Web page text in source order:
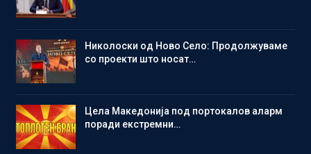
Николоски од Ново Село: Продолжуваме
со проекти што носат…
Цела Македонија под портокалов аларм
поради екстремни…